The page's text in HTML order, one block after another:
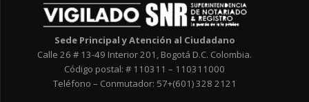
Sede Principal y Atención al Ciudadano
Calle 26 # 13-49 Interior 201, Bogotá D.C. Colombia.
Código postal: # 110311 – 110311000
Teléfono – Conmutador: 57+(601) 328 2121